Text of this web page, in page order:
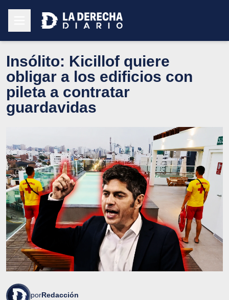
Insólito: Kicillof quiere
obligar a los edificios con
pileta a contratar
guardavidas
porRedacción